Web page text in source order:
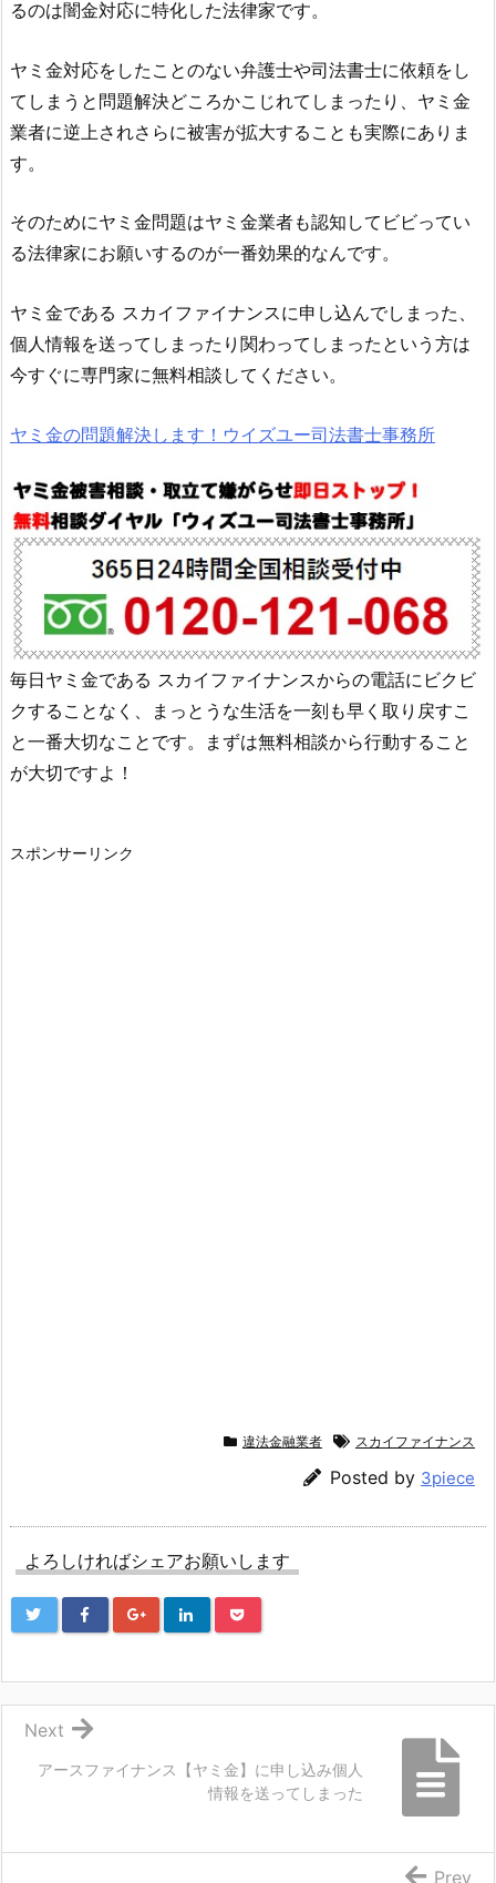
るのは闇金対応に特化した法律家です。
ヤミ金対応をしたことのない弁護士や司法書士に依頼をし
てしまうと問題解決どころかこじれてしまったり、ヤミ金
業者に逆上されさらに被害が拡大することも実際にありま
す。
そのためにヤミ金問題はヤミ金業者も認知してビビってい
る法律家にお願いするのが一番効果的なんです。
ヤミ金である スカイファイナンスに申し込んでしまった、
個人情報を送ってしまったり関わってしまったという方は
今すぐに専門家に無料相談してください。
ヤミ金の問題解決します！ウイズユー司法書士事務所
毎日ヤミ金である スカイファイナンスからの電話にビクビ
クすることなく、まっとうな生活を一刻も早く取り戻すこ
と一番大切なことです。まずは無料相談から行動すること
が大切ですよ！
スポンサーリンク
違法金融業者 スカイファイナンス
Posted by 3piece
よろしければシェアお願いします
アースファイナンス【ヤミ金】に申し込み個人
情報を送ってしまった
Next
Prev